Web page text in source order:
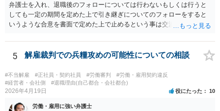
弁護士を入れ、退職後のフォローについては行わないもしくは行うと
しても一定の期間を定めた上で引き継ぎについてのフォローをすると
いうような合意を書面で定めた上で止めるという事は交渉次第で可能
弁護士とすることができるため、会社からの連絡を止めることもでき
るかと思われます。 精神的に会社側と対応するのが苦痛であるという
場合には、弁護士を立てた上で退職についての条件面の交渉を行われ
ても良いでしょう。
5 解雇裁判での兵糧攻めの可能性についての相談
#不当解雇 #正社員・契約社員 #労働審判
#労働・雇用契約違反
#経営者・会社側
#退職理由(自己都合・会社都合)
2026年4月19日 役にたった 10
労働・雇用に強い弁護士